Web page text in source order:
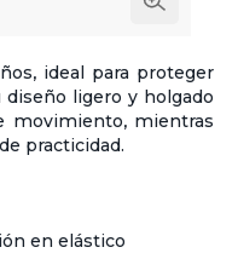
ideal para proteger
diseño ligero y holgado
movimiento, mientras
practicidad.
en elástico